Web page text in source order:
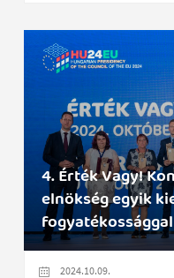
4. Érték Vagy!
elnökség egyik
2024.10.09.